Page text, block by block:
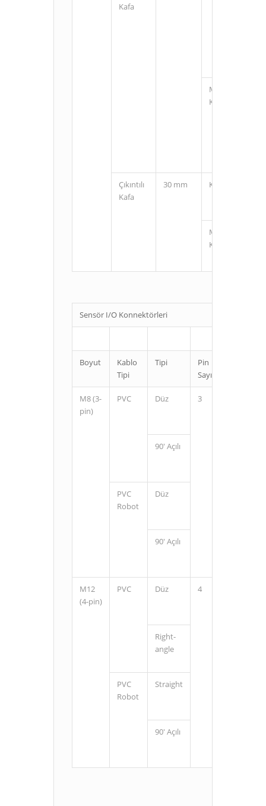
Kafa
M12
Konnektörlü
Çıkıntılı
Kafa
30 mm Kablolu
M12
Konnektörlü
Sensör I/O Konnektörleri
Boyut
Kablo
Tipi
Tipi
Pin
Sayısı
M8 (3-
pin)
PVC Düz 3
90' Açılı
PVC
Robot
Düz
90' Açılı
M12
(4-pin)
PVC Düz 4
Right-
angle
PVC
Robot
Straight
90' Açılı